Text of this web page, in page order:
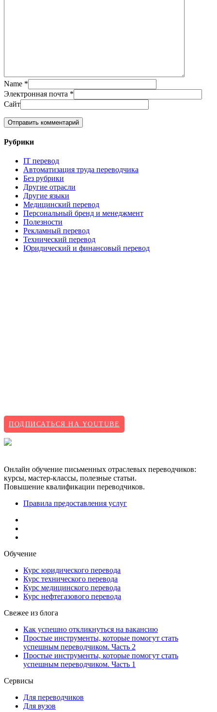
Name *
Электронная почта *
Сайт
Рубрики
IT перевод
Автоматизация труда переводчика
Без рубрики
Другие отрасли
Другие языки
Медицинский перевод
Персональный бренд и менеджмент
Полезности
Рекламный перевод
Технический перевод
Юридический и финансовый перевод
ПОДПИСАТЬСЯ НА YOUTUBE
Онлайн обучение письменных отраслевых переводчиков:
курсы, мастер-классы, полезные статьи.
Повышение квалификации переводчиков.
Правила предоставления услуг
Обучение
Курс юридического перевода
Курс технического перевода
Курс медицинского перевода
Курс нефтегазового перевода
Свежее из блога
Как успешно откликнуться на вакансию
Простые инструменты, которые помогут стать
успешным переводчиком. Часть 2
Простые инструменты, которые помогут стать
успешным переводчиком. Часть 1
Сервисы
Для переводчиков
Для вузов